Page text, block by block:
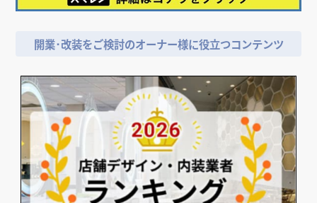
開業･改装をご検討のオーナー様に役立つコンテンツ